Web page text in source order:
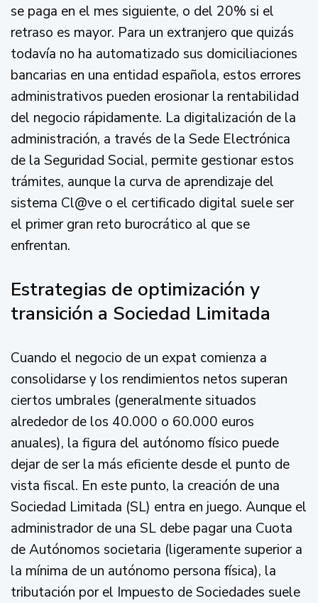
se paga en el mes siguiente, o del 20% si el
retraso es mayor. Para un extranjero que quizás
todavía no ha automatizado sus domiciliaciones
bancarias en una entidad española, estos errores
administrativos pueden erosionar la rentabilidad
del negocio rápidamente. La digitalización de la
administración, a través de la Sede Electrónica
de la Seguridad Social, permite gestionar estos
trámites, aunque la curva de aprendizaje del
sistema Cl@ve o el certificado digital suele ser
el primer gran reto burocrático al que se
enfrentan.
Estrategias de optimización y
transición a Sociedad Limitada
Cuando el negocio de un expat comienza a
consolidarse y los rendimientos netos superan
ciertos umbrales (generalmente situados
alrededor de los 40.000 o 60.000 euros
anuales), la figura del autónomo físico puede
dejar de ser la más eficiente desde el punto de
vista fiscal. En este punto, la creación de una
Sociedad Limitada (SL) entra en juego. Aunque el
administrador de una SL debe pagar una Cuota
de Autónomos societaria (ligeramente superior a
la mínima de un autónomo persona física), la
tributación por el Impuesto de Sociedades suele